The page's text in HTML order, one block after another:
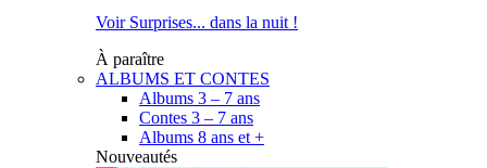
Voir Surprises... dans la nuit !
À paraître
ALBUMS ET CONTES
Albums 3 – 7 ans
Contes 3 – 7 ans
Albums 8 ans et +
Nouveautés